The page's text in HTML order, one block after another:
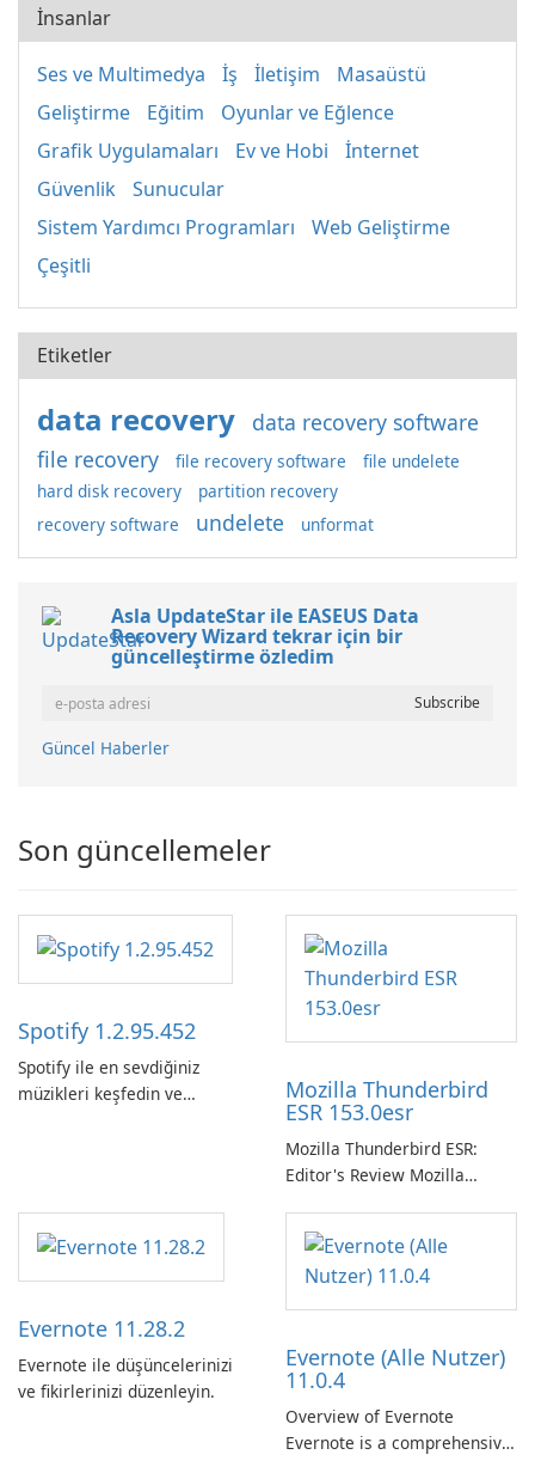
İnsanlar
Ses ve Multimedya İş İletişim
Masaüstü
Geliştirme
Eğitim
Oyunlar ve Eğlence
Grafik Uygulamaları
Ev ve Hobi
İnternet
Güvenlik
Sunucular
Sistem Yardımcı Programları
Web Geliştirme
Çeşitli
Etiketler
data recovery
data recovery software
file recovery
file recovery software
file undelete
hard disk recovery
partition recovery
recovery software
undelete unformat
Asla UpdateStar ile EASEUS Data
Recovery Wizard tekrar için bir
güncelleştirme özledim
Güncel Haberler
Son güncellemeler
Spotify 1.2.95.452
Spotify ile en sevdiğiniz
müzikleri keşfedin ve
Mozilla Thunderbird
ESR 153.0esr
Mozilla Thunderbird ESR:
Editor's Review Mozilla
Support Release) is the long-
term support channel of the
Thunderbird desktop email
client designed for
need predictable …
Evernote 11.28.2
Evernote ile düşüncelerinizi
ve fikirlerinizi düzenleyin.
Evernote (Alle Nutzer)
11.0.4
Overview of Evernote
Evernote is a comprehensive